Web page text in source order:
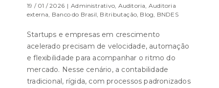
19 / 01 / 2026 | Administrativo, Auditoria, Auditoria
externa, Banco do Brasil, Bitributação, Blog, BNDES
Startups e empresas em crescimento
acelerado precisam de velocidade, automação
e flexibilidade para acompanhar o ritmo do
mercado. Nesse cenário, a contabilidade
tradicional, rígida, com processos padronizados